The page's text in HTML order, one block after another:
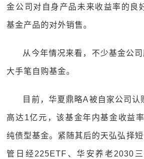
金公司对自身产品未来收益率的良
基金产品的对外销售。
从今年情况来看，不少基金公司
大手笔自购基金。
目前，华夏鼎略A被自家公司认
高达1亿元，该基金年内基金收益
纯债型基金。紧随其后的天弘弘择
管日经225ETF、华安养老2030